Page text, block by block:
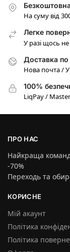
На суму від
Легке
У разі щось
Доставка по
Нова почта /
100%
LiqPay /
ПРО НАС
Найкраща
-70%
Переходь та
КОРИСНЕ
Мій акаунт
Політика
Політика